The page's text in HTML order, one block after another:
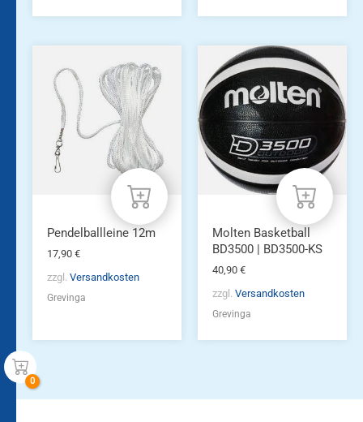
Pendelballleine 12m
17,90 €
zzgl. Versandkosten
Grevinga
Molten Basketball
BD3500 | BD3500-KS
40,90 €
zzgl. Versandkosten
Grevinga